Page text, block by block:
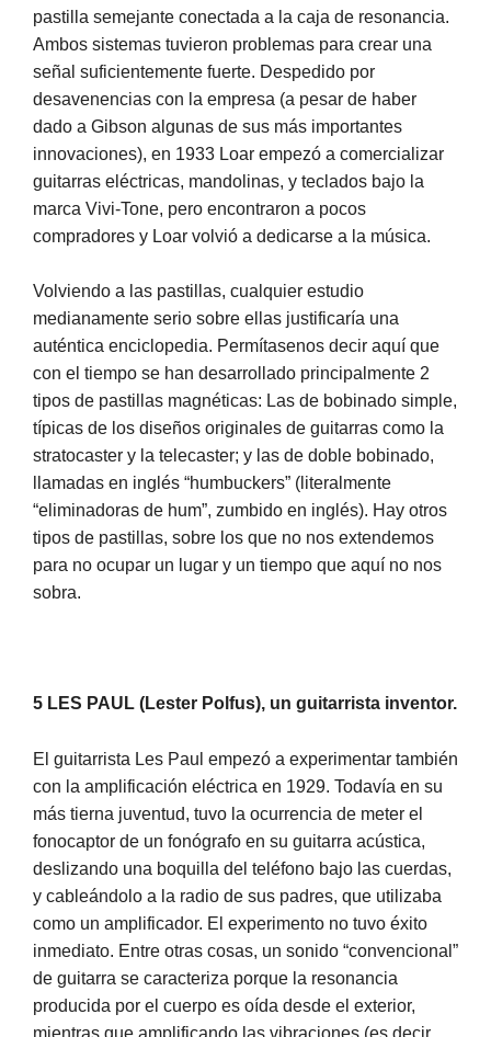
pastilla semejante conectada a la caja de resonancia.
Ambos sistemas tuvieron problemas para crear una
señal suficientemente fuerte. Despedido por
desavenencias con la empresa (a pesar de haber
dado a Gibson algunas de sus más importantes
innovaciones), en 1933 Loar empezó a comercializar
guitarras eléctricas, mandolinas, y teclados bajo la
marca Vivi-Tone, pero encontraron a pocos
compradores y Loar volvió a dedicarse a la música.
Volviendo a las pastillas, cualquier estudio
medianamente serio sobre ellas justificaría una
auténtica enciclopedia. Permítasenos decir aquí que
con el tiempo se han desarrollado principalmente 2
tipos de pastillas magnéticas: Las de bobinado simple,
típicas de los diseños originales de guitarras como la
stratocaster y la telecaster; y las de doble bobinado,
llamadas en inglés “humbuckers” (literalmente
“eliminadoras de hum”, zumbido en inglés). Hay otros
tipos de pastillas, sobre los que no nos extendemos
para no ocupar un lugar y un tiempo que aquí no nos
sobra.
5 LES PAUL (Lester Polfus), un guitarrista inventor.
El guitarrista Les Paul empezó a experimentar también
con la amplificación eléctrica en 1929. Todavía en su
más tierna juventud, tuvo la ocurrencia de meter el
fonocaptor de un fonógrafo en su guitarra acústica,
deslizando una boquilla del teléfono bajo las cuerdas,
y cableándolo a la radio de sus padres, que utilizaba
como un amplificador. El experimento no tuvo éxito
inmediato. Entre otras cosas, un sonido “convencional”
de guitarra se caracteriza porque la resonancia
producida por el cuerpo es oída desde el exterior,
mientras que amplificando las vibraciones (es decir